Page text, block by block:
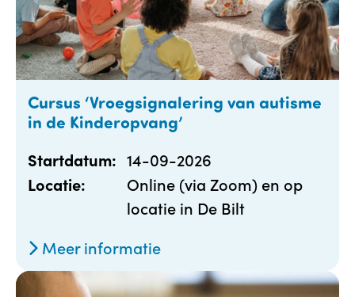
Cursus ‘Vroegsignalering van autisme
in de Kinderopvang’
Startdatum: 14-09-2026
Locatie:
Online (via Zoom) en op
locatie in De Bilt
Meer informatie